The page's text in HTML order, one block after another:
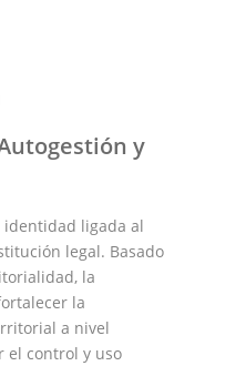
y
identidad ligada al
legal. Basado
la
la
a nivel
el control y uso